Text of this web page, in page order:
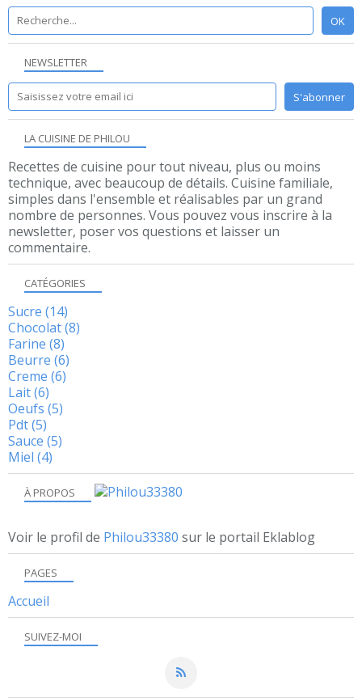
NEWSLETTER
SUIVEZ-MOI
LA CUISINE DE PHILOU
Recettes de cuisine pour tout niveau, plus ou moins
technique, avec beaucoup de détails. Cuisine familiale,
simples dans l'ensemble et réalisables par un grand
nombre de personnes. Vous pouvez vous inscrire à la
newsletter, poser vos questions et laisser un
commentaire.
À PROPOS
Voir le profil de Philou33380 sur le portail Eklablog
PAGES
Accueil
CATÉGORIES
Sucre (14)
Chocolat(8)
Farine (8)
Beurre (6)
Creme (6)
Lait(6)
Oeufs (5)
Pdt(5)
Sauce (5)
Miel (4)